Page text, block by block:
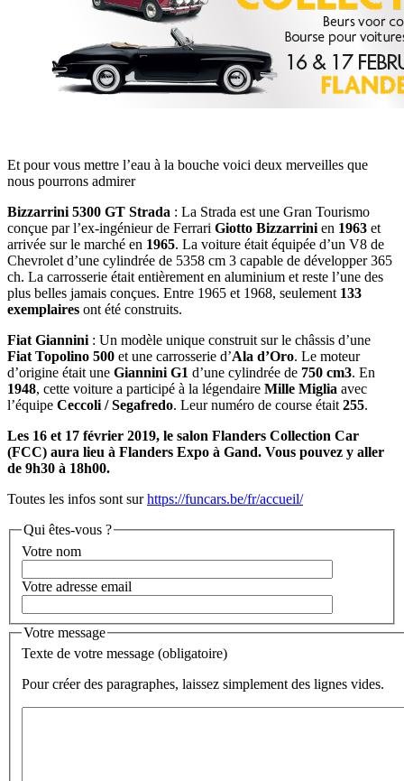
Et pour vous mettre l’eau à la bouche voici deux merveilles que
nous pourrons admirer
Bizzarrini 5300 GT Strada : La Strada est une Gran Tourismo
conçue par l’ex-ingénieur de Ferrari Giotto Bizzarrini en 1963 et
arrivée sur le marché en 1965. La voiture était équipée d’un V8 de
Chevrolet d’une cylindrée de 5358 cm 3 capable de développer 365
ch. La carrosserie était entièrement en aluminium et reste l’une des
plus belles jamais conçues. Entre 1965 et 1968, seulement 133
exemplaires ont été construits.
Fiat Giannini : Un modèle unique construit sur le châssis d’une
Fiat Topolino 500 et une carrosserie d’Ala d’Oro. Le moteur
d’origine était une Giannini G1 d’une cylindrée de 750 cm3. En
1948, cette voiture a participé à la légendaire Mille Miglia avec
l’équipe Ceccoli / Segafredo. Leur numéro de course était 255.
Les 16 et 17 février 2019, le salon Flanders Collection Car
(FCC) aura lieu à Flanders Expo à Gand. Vous pouvez y aller
de 9h30 à 18h00.
Toutes les infos sont surhttps://funcars.be/fr/accueil/
Qui êtes-vous ?
Votre nom
Votre adresse email
Votre message
Texte de votre message (obligatoire)
Pour créer des paragraphes, laissez simplement des lignes vides.